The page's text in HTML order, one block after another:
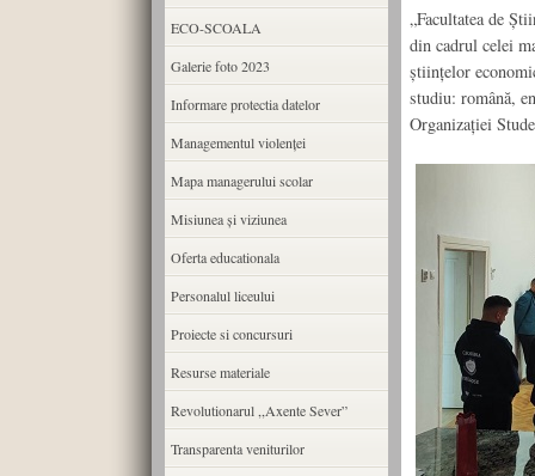
„Facultatea de
din cadrul celei
științelor
studiu: română,
Organizației
ECO-SCOALA
Galerie foto 2023
Informare protectia datelor
Managementul violenței
Mapa managerului scolar
Misiunea şi viziunea
Oferta educationala
Personalul liceului
Proiecte si concursuri
Resurse materiale
Revolutionarul ,,Axente Sever”
Transparenta veniturilor